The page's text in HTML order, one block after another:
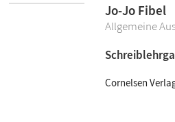
Jo-Jo Fibel
Allgemeine
Cornelsen